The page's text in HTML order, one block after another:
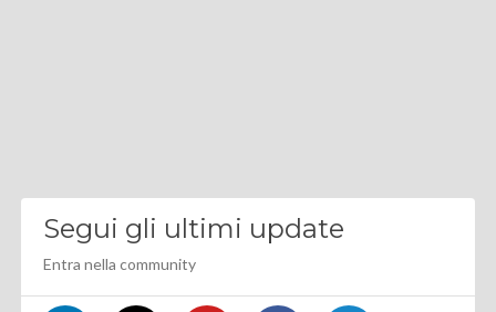
Segui gli ultimi update
Entra nella community